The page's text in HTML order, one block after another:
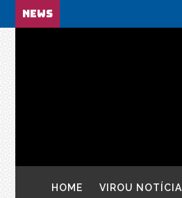
NEWS
HOME VIROU NOTÍCIA